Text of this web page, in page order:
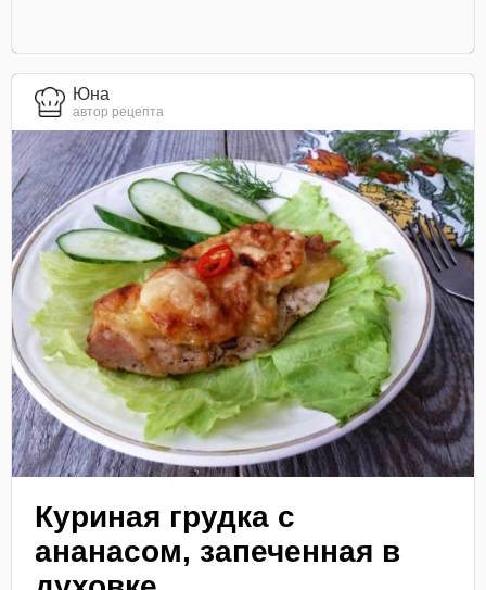
Юна
автор рецепта
Куриная грудка с
ананасом, запеченная в